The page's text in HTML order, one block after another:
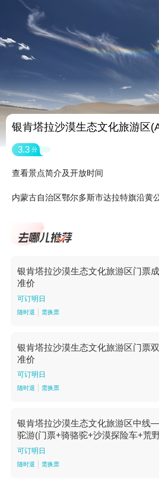
银肯塔拉沙漠生态文化旅游区
3.3 分
查看景点简介及开放时间
内蒙古自治区鄂尔多斯市达拉特旗沿黄
银肯塔拉沙漠生态文化旅游区门票
准价
可订明日
随时退 需换票
银肯塔拉沙漠生态文化旅游区门票
准价
可订明日
随时退 需换票
银肯塔拉沙漠生态文化旅游区中线
驼游(门票+骑骆驼+沙漠探险车+荒
+景区内往返交通)不限人群-标准价
可订明日
随时退 需换票